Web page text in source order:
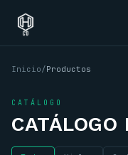
Inicio/Productos
CATÁLOGO
CATÁLOGO